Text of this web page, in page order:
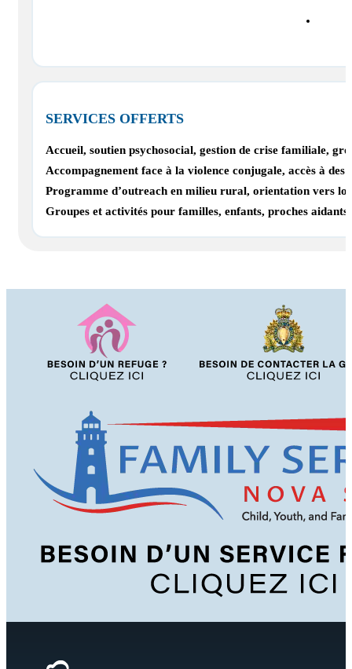
SERVICES OFFERTS
Accueil, soutien psychosocial, gestion de crise familiale,
Accompagnement face à la violence conjugale, accès à des
Programme d’outreach en milieu rural, orientation vers
Groupes et activités pour familles, enfants, proches